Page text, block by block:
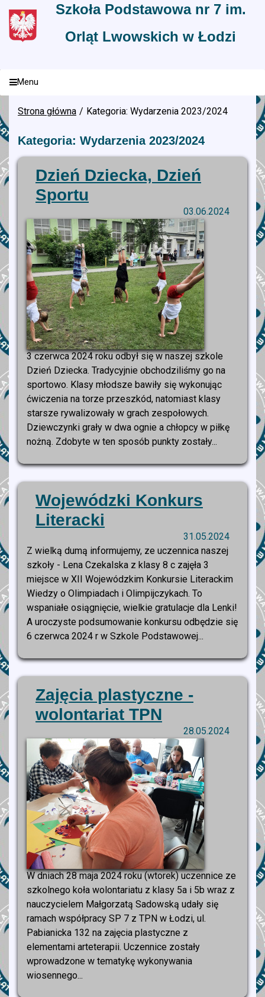
Szkoła Podstawowa nr 7 im.
Orląt Lwowskich w Łodzi
Menu
Strona główna Kategoria: Wydarzenia 2023/2024
Kategoria: Wydarzenia 2023/2024
Dzień Dziecka, Dzień
Sportu
03.06.2024
3 czerwca 2024 roku odbył się w naszej szkole
Dzień Dziecka. Tradycyjnie obchodziliśmy go na
sportowo. Klasy młodsze bawiły się wykonując
ćwiczenia na torze przeszkód, natomiast klasy
starsze rywalizowały w grach zespołowych.
Dziewczynki grały w dwa ognie a chłopcy w piłkę
nożną. Zdobyte w ten sposób punkty zostały...
Wojewódzki Konkurs
Literacki
31.05.2024
Z wielką dumą informujemy, ze uczennica naszej
szkoły - Lena Czekalska z klasy 8 c zajęła 3
miejsce w XII Wojewódzkim Konkursie Literackim
Wiedzy o Olimpiadach i Olimpijczykach. To
wspaniałe osiągnięcie, wielkie gratulacje dla Lenki!
A uroczyste podsumowanie konkursu odbędzie się
6 czerwca 2024 r w Szkole Podstawowej...
Zajęcia plastyczne -
wolontariat TPN
28.05.2024
W dniach 28 maja 2024 roku (wtorek) uczennice ze
szkolnego koła wolontariatu z klasy 5a i 5b wraz z
nauczycielem Małgorzatą Sadowską udały się
ramach współpracy SP 7 z TPN w Łodzi, ul.
Pabianicka 132 na zajęcia plastyczne z
elementami arteterapii. Uczennice zostały
wprowadzone w tematykę wykonywania
wiosennego...